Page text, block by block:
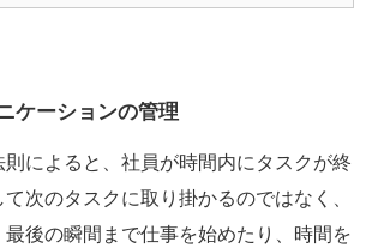
ケーションの管理
によると、社員が時間内にタスクが終
次のタスクに取り掛かるのではなく、
後の瞬間まで仕事を始めたり、時間を